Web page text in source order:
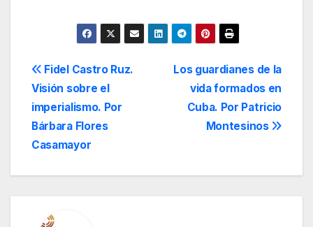
Navegación
de
entradas
Los guardianes de la
vida formados en
Cuba. Por Patricio
Montesinos
Fidel Castro Ruz.
Visión sobre el
imperialismo. Por
Bárbara Flores
Casamayor